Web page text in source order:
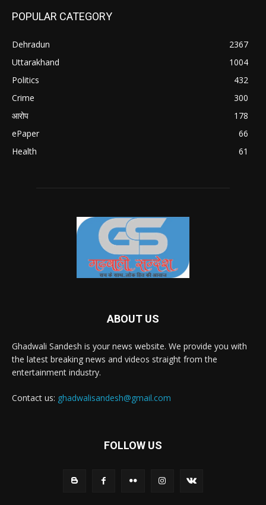
POPULAR CATEGORY
Dehradun
2367
Uttarakhand
1004
Politics
432
Crime
300
आरोप
178
ePaper
66
Health
61
ABOUT US
Ghadwali Sandesh is your news website. We provide you with
the latest breaking news and videos straight from the
entertainment industry.
Contact us: ghadwalisandesh@gmail.com
FOLLOW US